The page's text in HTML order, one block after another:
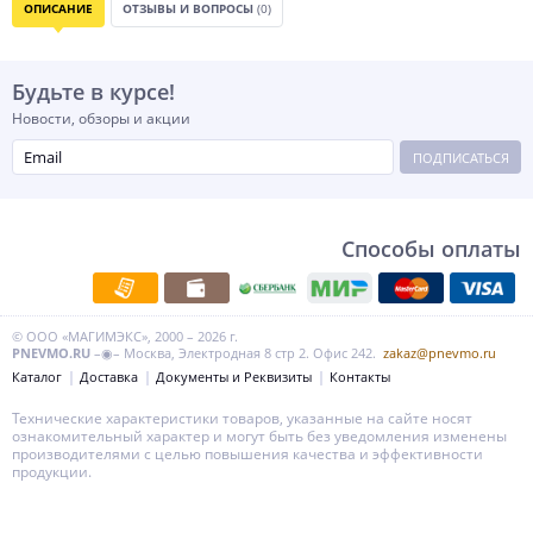
ОПИСАНИЕ ОТЗЫВЫ И ВОПРОСЫ (0)
Будьте в курсе!
Новости, обзоры и акции
ПОДПИСАТЬСЯ
Способы оплаты
© ООО «МАГИМЭКС», 2000 – 2026 г.
PNEVMO.RU –◉– Москва, Электродная 8 стр 2. Офис 242. zakaz@pnevmo.ru
Каталог
Доставка Документы и Реквизиты Контакты
Технические характеристики товаров, указанные на сайте носят
ознакомительный характер и могут быть без уведомления изменены
производителями с целью повышения качества и эффективности
продукции.